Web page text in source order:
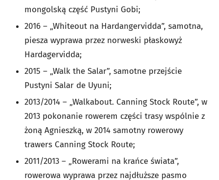
mongolską część Pustyni Gobi;
2016 – „Whiteout na Hardangervidda”, samotna,
piesza wyprawa przez norweski płaskowyż
Hardagervidda;
2015 – „Walk the Salar”, samotne przejście
Pustyni Salar de Uyuni;
2013/2014 – „Walkabout. Canning Stock Route”, w
2013 pokonanie rowerem części trasy wspólnie z
żoną Agnieszką, w 2014 samotny rowerowy
trawers Canning Stock Route;
2011/2013 – „Rowerami na krańce świata”,
rowerowa wyprawa przez najdłuższe pasmo